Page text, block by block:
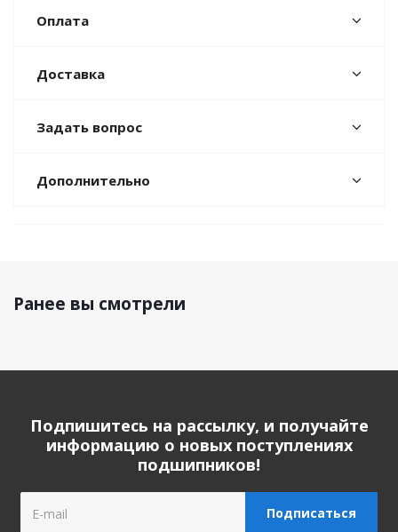
Оплата
Доставка
Задать вопрос
Дополнительно
Ранее вы смотрели
Подпишитесь на рассылку, и получайте
информацию о новых поступлениях
подшипников!